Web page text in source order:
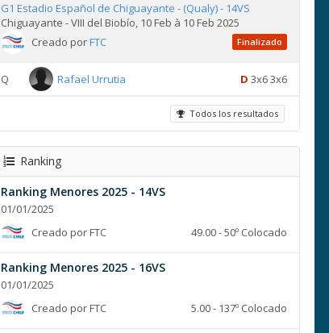
G1 Estadio Español de Chiguayante - (Qualy) - 14VS
Chiguayante - VIII del Biobío, 10 Feb à 10 Feb 2025
Creado porFTC Finalizado
Q Rafael Urrutia D 3x6 3x6
Todos los resultados
Ranking
Ranking Menores 2025 - 14VS
01/01/2025
Creado por FTC
49.00 - 50º Colocado
Ranking Menores 2025 - 16VS
01/01/2025
Creado por FTC
5.00 - 137º Colocado